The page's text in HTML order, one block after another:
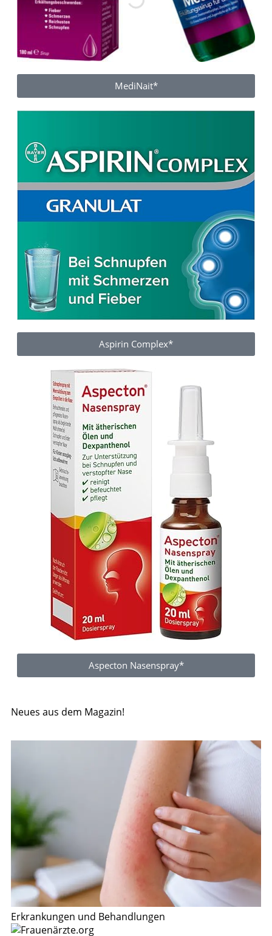
MediNait*
Aspirin Complex*
Aspecton Nasenspray*
Neues aus dem Magazin!
Erkrankungen und Behandlungen